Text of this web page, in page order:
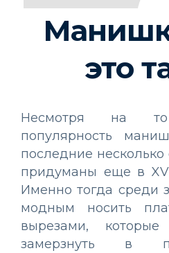
это
Несмотря на
популярность
последние
придуманы еще в
Именно тогда среди
модным носить
вырезами,
замерзнуть в